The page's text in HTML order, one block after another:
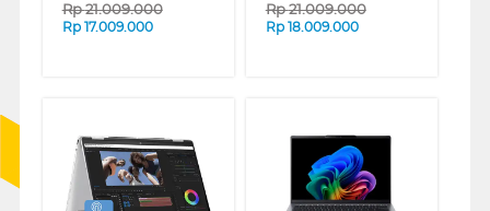
Rp21.009.000
Rp 17.009.000
Rp21.009.000
Rp 18.009.000